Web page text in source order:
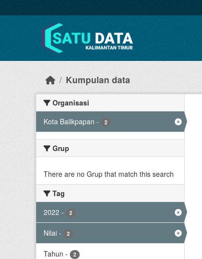
Kumpulan data
Organisasi
Kota Balikpapan - 2
Grup
There are no Grup that match this search
Tag
2022 - 2
Nilai - 2
Tahun - 2